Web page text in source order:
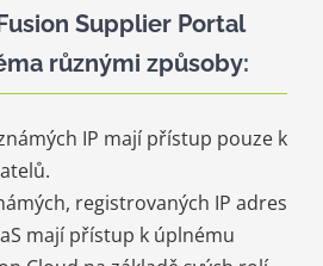
Supplier Portal
různými způsoby:
IP mají přístup pouze k
registrovaných IP adres
mají přístup k úplnému